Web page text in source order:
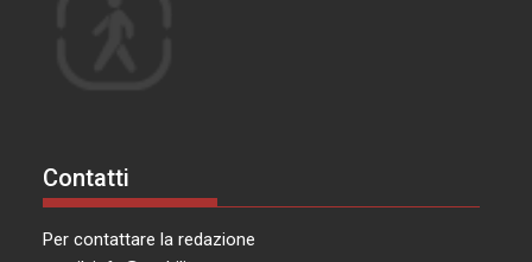
Contatti
Per contattare la redazione